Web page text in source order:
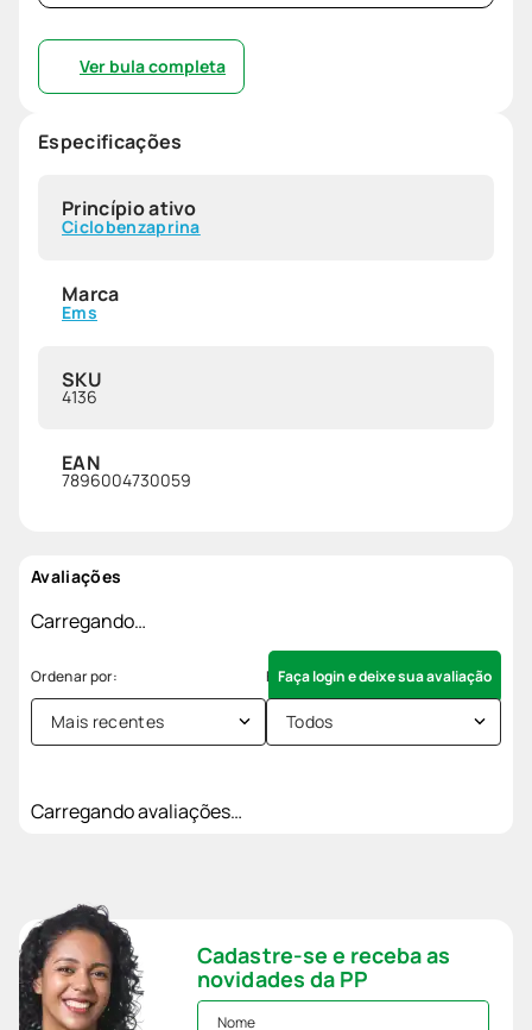
Ver bula completa
Especificações
Princípio ativo
Ciclobenzaprina
Marca
Ems
SKU
4136
EAN
7896004730059
Avaliações
Carregando…
Faça login e deixe sua avaliação
Mais recentes Todos
Carregando avaliações…
Cadastre-se e receba as
novidades da PP